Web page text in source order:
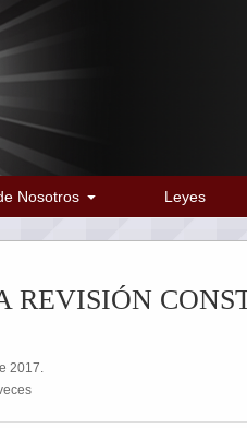
Nosotros Leyes
REVISIÓN
2017.